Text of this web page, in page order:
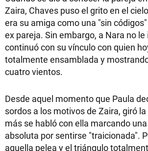
Zaira, Chaves puso el grito en el
era su amiga como una "sin
ex pareja. Sin embargo, a Nara no
continuó con su vínculo con quien
totalmente ensamblada y
cuatro vientos.
Desde aquel momento que Paula
sordos a los motivos de Zaira, giró
más se habló con ella marcando
absoluta por sentirse "traicionada".
aquella pelea y el triángulo